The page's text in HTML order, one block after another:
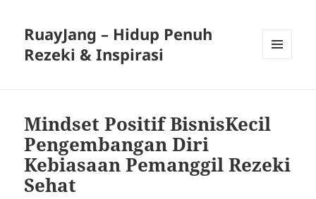
RuayJang – Hidup Penuh
Rezeki & Inspirasi
Mindset Positif BisnisKecil
Pengembangan Diri
Kebiasaan Pemanggil Rezeki
Sehat